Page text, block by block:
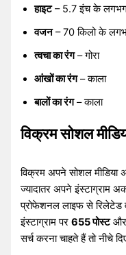
हाइट– 5.7 इंच के
वजन– 70 किलो के
त्वचा का रंग– गोरा
आंखों का रंग– काला
बालों का रंग– काला
विक्रम सोशल
विक्रम अपने सोशल मीडिया
ज्यादातर अपने इंस्टाग्राम
प्रोफेशनल लाइफ से रिलेटेड
इंस्टाग्राम पर655 पोस्ट
सर्च करना चाहते हैं तो नीचे